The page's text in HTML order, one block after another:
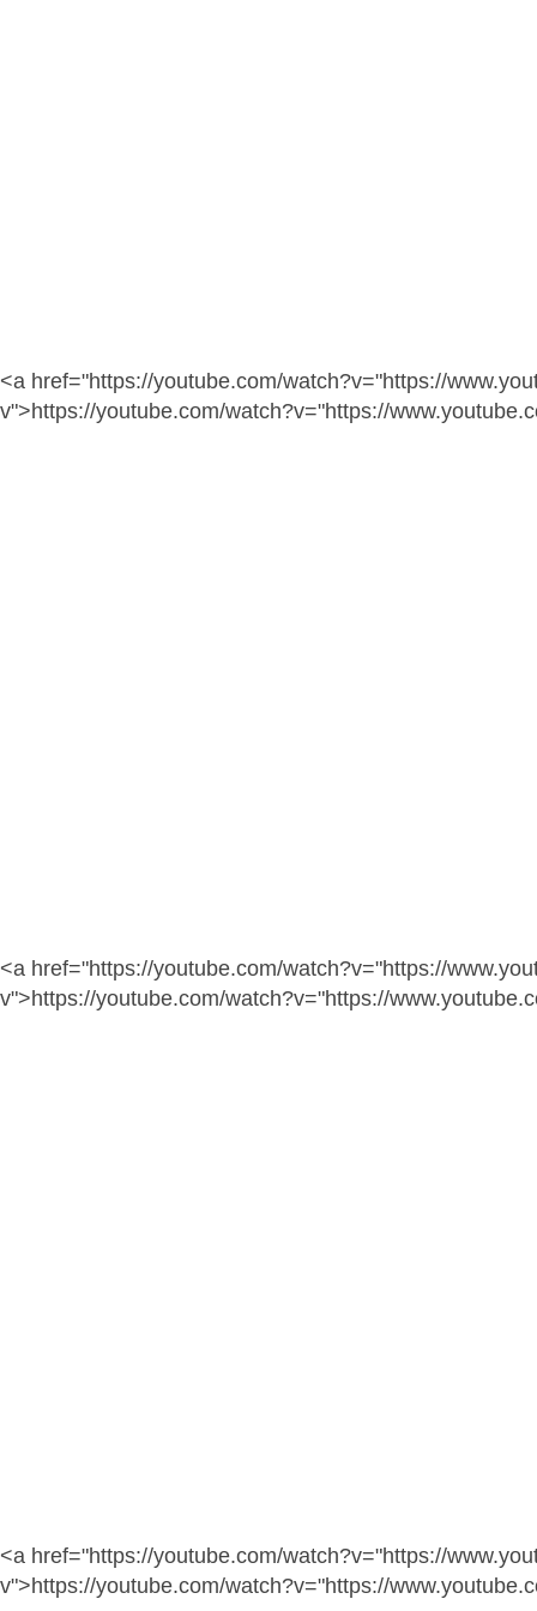
<a href="https://youtube.com/watch?v="https://
v">https://youtube.com/watch?v="https://
<a href="https://youtube.com/watch?v="https://
v">https://youtube.com/watch?v="https://
<a href="https://youtube.com/watch?v="https://
v">https://youtube.com/watch?v="https://